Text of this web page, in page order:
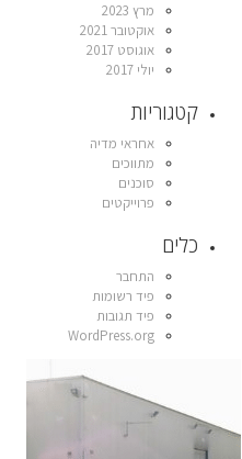
מרץ 2023
אוקטובר 2021
אוגוסט 2017
יולי 2017
קטגוריות
אחראי מדיה
מתווכים
סוכנים
פרוייקטים
כלים
התחבר
פיד רשומות
פיד תגובות
WordPress.org